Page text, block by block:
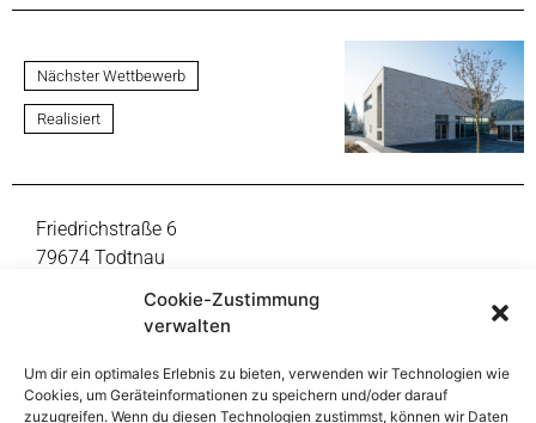
Cookie-Zustimmung
verwalten
Um dir ein optimales Erlebnis zu bieten, verwenden wir Technologien wie
Cookies, um Geräteinformationen zu speichern und/oder darauf
zuzugreifen. Wenn du diesen Technologien zustimmst, können wir Daten
Nächster Wettbewerb
Realisiert
Friedrichstraße 6
79674 Todtnau
Fon +49 7671 9999-0
mail@thoma-lay-buchler.de
Reinsburgstraße 108
70197 Stuttgart